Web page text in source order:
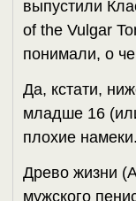
выпустили
of the Vulgar
понимали, о
Да, кстати,
младше 16
плохие
Древо жизни
мужского